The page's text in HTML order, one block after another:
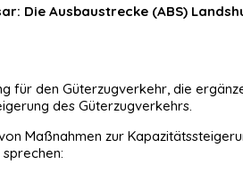
Die Ausbaustrecke (ABS)
für den Güterzugverkehr, die
des Güterzugverkehrs.
Maßnahmen zur